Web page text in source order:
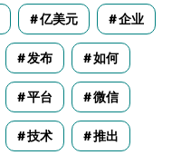
亿美元 企业
发布 如何
平台 微信
技术 推出